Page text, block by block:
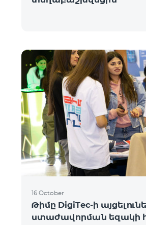
16 October
Թիմը DigiTec-ի
ստաժավորման եզակի